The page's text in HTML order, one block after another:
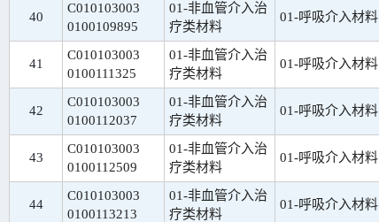
40
C010103003
0100109895
01-非血管介入治
疗类材料
01-呼吸介入材料
41
C010103003
0100111325
01-非血管介入治
疗类材料
01-呼吸介入材料
42
C010103003
0100112037
01-非血管介入治
疗类材料
01-呼吸介入材料
43
C010103003
0100112509
01-非血管介入治
疗类材料
01-呼吸介入材料
44
C010103003
0100113213
01-非血管介入治
疗类材料
01-呼吸介入材料